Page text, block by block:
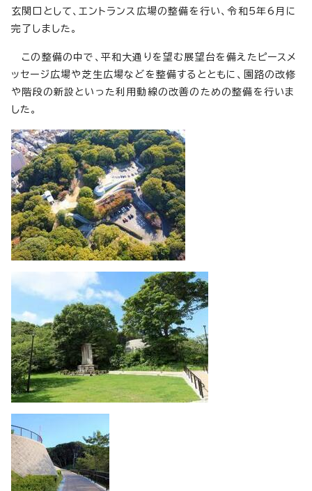
玄関口として、エントランス広場の整備を行い、令和5年6月に
完了しました。
この整備の中で、平和大通りを望む展望台を備えたピースメ
ッセージ広場や芝生広場などを整備するとともに、園路の改修
や階段の新設といった利用動線の改善のための整備を行いま
した。